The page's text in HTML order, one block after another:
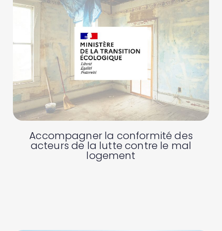
Accompagner la conformité des
acteurs de la lutte contre le mal
logement